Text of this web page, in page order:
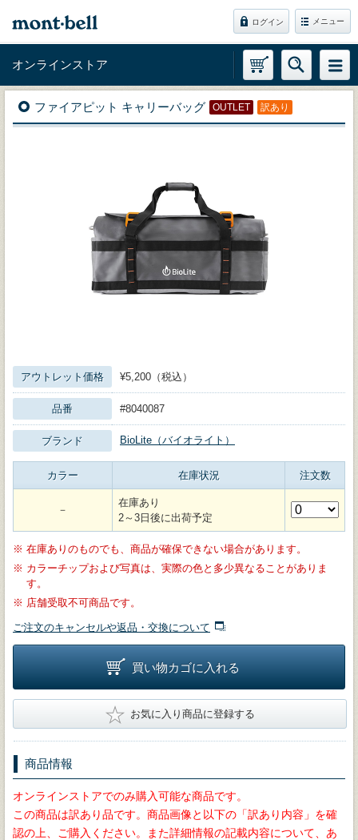
ログイン メニュー
オンラインストア
ファイアピット キャリーバッグ OUTLET 訳あり
アウトレット価格 ¥5,200（税込）
品番 #8040087
ブランド BioLite（バイオライト）
カラー 在庫状況 注文数
－
在庫あり
2～3日後に出荷予定
※ 在庫ありのものでも、商品が確保できない場合があります。
※ カラーチップおよび写真は、実際の色と多少異なることがありま
す。
※ 店舗受取不可商品です。
ご注文のキャンセルや返品・交換について
買い物カゴに入れる
★ お気に入り商品に登録する
商品情報
オンラインストアでのみ購入可能な商品です。
この商品は訳あり品です。商品画像と以下の「訳あり内容」を確
認の上、ご購入ください。また詳細情報の記載内容について、あ